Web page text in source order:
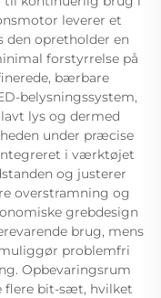
leverer et
den opretholder en
forstyrrelse på
bærbare
belysningssystem,
lys og dermed
under præcise
i værktøjet
og justerer
overstramning og
grebdesign
brug, mens
problemfri
Opbevaringsrum
flere bit-sæt, hvilket